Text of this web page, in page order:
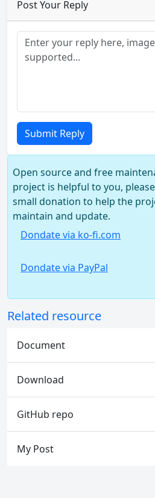
Post Your Reply
Submit Reply
Open source and free
project is helpful to you,
small donation to help the
maintain and update.
Dondate via ko-fi.com
Dondate via PayPal
Related resource
Document
Download
GitHub repo
My Post